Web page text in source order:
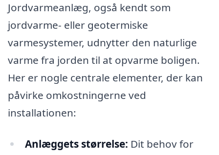
Jordvarmeanlæg, også kendt som
jordvarme- eller geotermiske
varmesystemer, udnytter den naturlige
varme fra jorden til at opvarme boligen.
Her er nogle centrale elementer, der kan
påvirke omkostningerne ved
installationen:
Anlæggets størrelse: Dit behov for